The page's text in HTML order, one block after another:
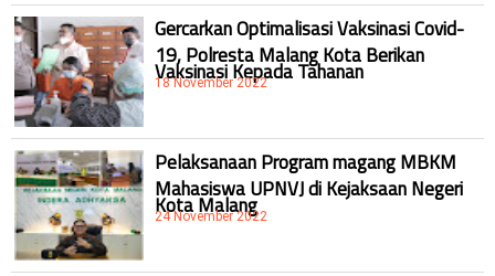
Gercarkan Optimalisasi Vaksinasi Covid-
19, Polresta Malang Kota Berikan
Vaksinasi Kepada Tahanan
18 November 2022
Pelaksanaan Program magang MBKM
Mahasiswa UPNVJ di Kejaksaan Negeri
Kota Malang
24 November 2022